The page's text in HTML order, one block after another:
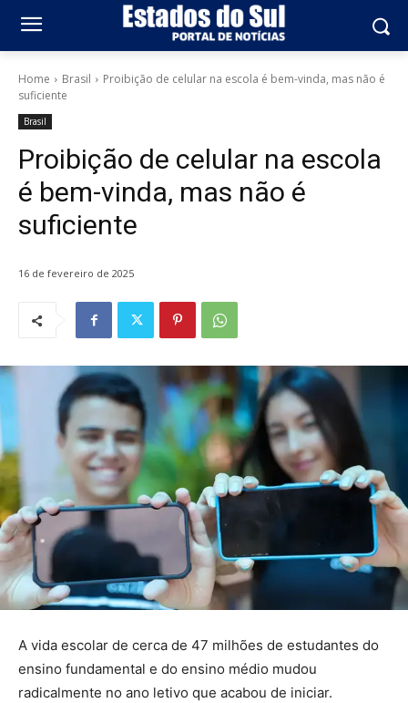
Home Brasil
Proibição de celular na escola é bem-vinda, mas não é
suficiente
Brasil
Proibição de celular na escola
é bem-vinda, mas não é
suficiente
16 de fevereiro de 2025
A vida escolar de cerca de 47 milhões de estudantes do
ensino fundamental e do ensino médio mudou
radicalmente no ano letivo que acabou de iniciar.